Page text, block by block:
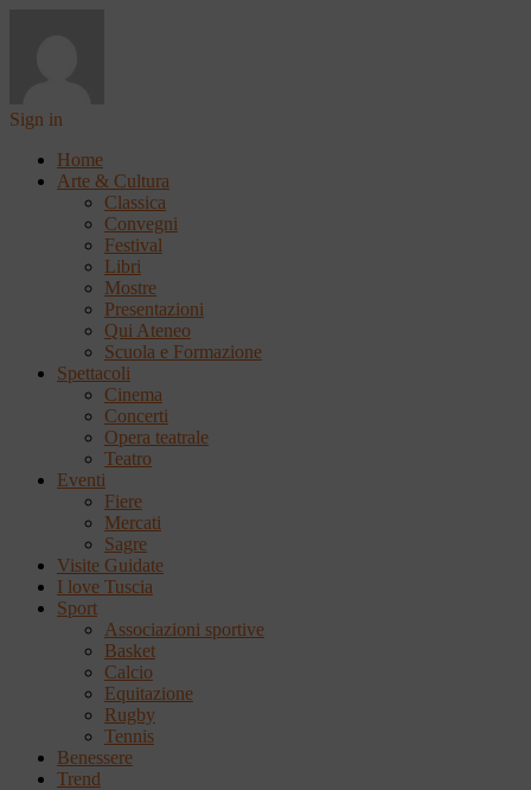
Sign in
Home
Arte & Cultura
Classica
Convegni
Festival
Libri
Mostre
Presentazioni
Qui Ateneo
Scuola e Formazione
Spettacoli
Cinema
Concerti
Opera teatrale
Teatro
Eventi
Fiere
Mercati
Sagre
Visite Guidate
I love Tuscia
Sport
Associazioni sportive
Basket
Calcio
Equitazione
Rugby
Tennis
Benessere
Trend